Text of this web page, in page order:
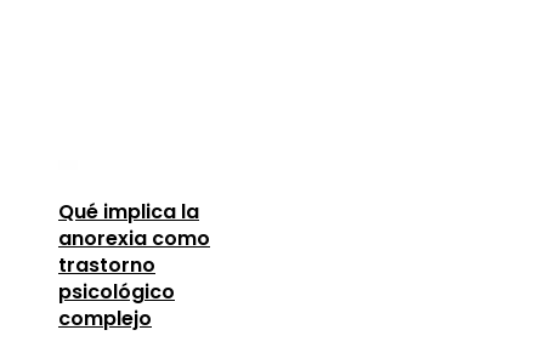
Qué implica la
anorexia como
trastorno
psicológico
complejo